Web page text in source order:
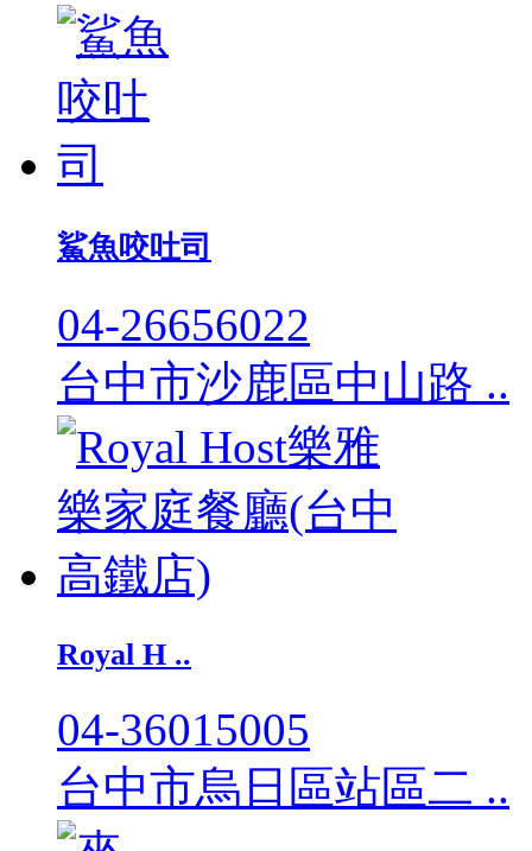
鯊魚咬吐司
04-26656022
台中市沙鹿區中山路 ..
Royal H ..
04-36015005
台中市烏日區站區二 ..